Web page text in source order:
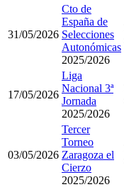
31/05/2026
Cto de
España de
Selecciones
Autonómicas
2025/2026
17/05/2026
Liga
Nacional 3ª
Jornada
2025/2026
03/05/2026
Tercer
Torneo
Zaragoza el
Cierzo
2025/2026